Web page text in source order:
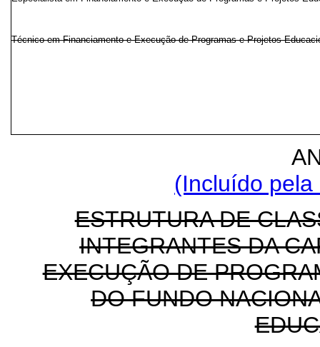
Técnico em Financiamento e Execução de Programas e Projetos
(Incluído pela
ESTRUTURA DE
INTEGRANTES DA
EXECUÇÃO DE
DO FUNDO